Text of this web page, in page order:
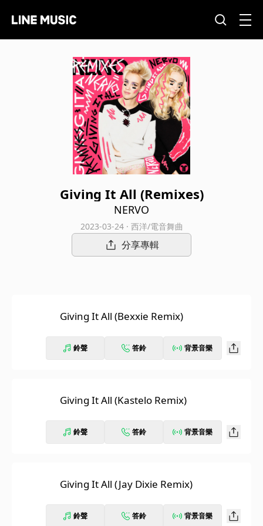
Giving It All (Remixes)
NERVO
2023-03-24 · 西洋/電音舞曲
分享專輯
Giving It All (Bexxie Remix)
鈴聲 答鈴 背景音樂
Giving It All (Kastelo Remix)
鈴聲 答鈴 背景音樂
Giving It All (Jay Dixie Remix)
鈴聲 答鈴 背景音樂